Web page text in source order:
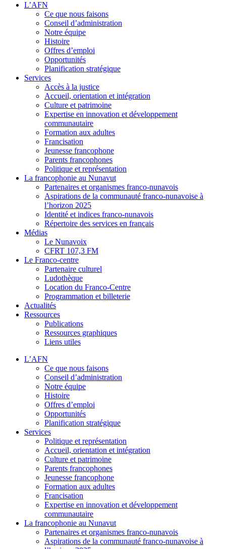
L’AFN
Ce que nous faisons
Conseil d’administration
Notre équipe
Histoire
Offres d’emploi
Opportunités
Planification stratégique
Services
Accès à la justice
Accueil, orientation et intégration
Culture et patrimoine
Expertise en innovation et développement
communautaire
Formation aux adultes
Francisation
Jeunesse francophone
Parents francophones
Politique et représentation
La francophonie au Nunavut
Partenaires et organismes franco-nunavois
Aspirations de la communauté franco-nunavoise à
l’horizon 2025
Identité et indices franco-nunavois
Répertoire des services en français
Médias
Le Nunavoix
CFRT 107,3 FM
Le Franco-centre
Partenaire culturel
Ludothèque
Location du Franco-Centre
Programmation et billeterie
Actualités
Ressources
Publications
Ressources graphiques
Liens utiles
L’AFN
Ce que nous faisons
Conseil d’administration
Notre équipe
Histoire
Offres d’emploi
Opportunités
Planification stratégique
Services
Politique et représentation
Accueil, orientation et intégration
Culture et patrimoine
Parents francophones
Jeunesse francophone
Formation aux adultes
Francisation
Expertise en innovation et développement
communautaire
La francophonie au Nunavut
Partenaires et organismes franco-nunavois
Aspirations de la communauté franco-nunavoise à